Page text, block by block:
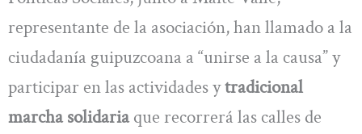
representante de la asociación, han llamado a la
ciudadanía guipuzcoana a “unirse a la causa” y
participar en las actividades ytradicional
marcha solidariaque recorrerá las calles de